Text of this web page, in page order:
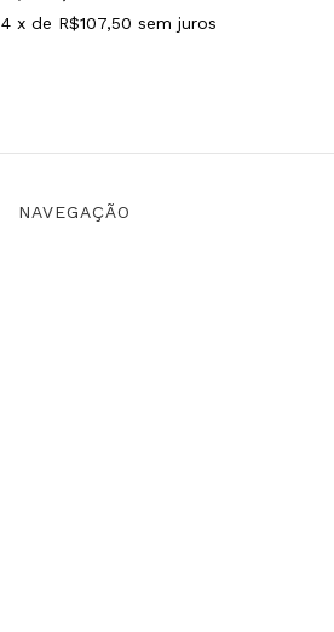
4 x de R$107,50 sem juros
NAVEGAÇÃO